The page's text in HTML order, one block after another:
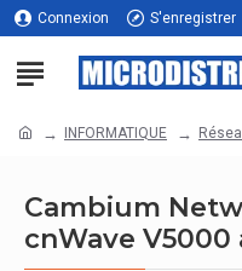
Connexion S'enregistrer
INFORMATIQUE
Cambium
cnWave V5000